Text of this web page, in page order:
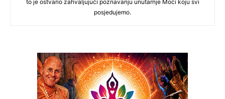
to je ostvario zahvaljujući poznavanju unutarnje Moći koju svi
posjedujemo.